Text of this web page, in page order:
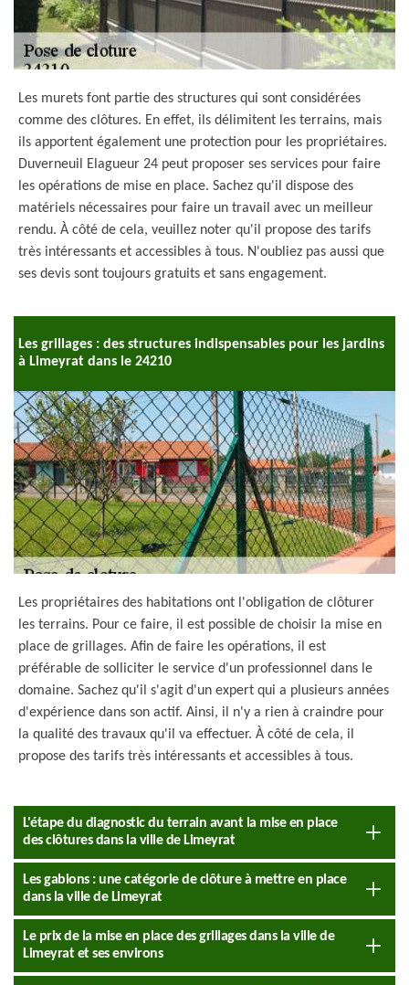
Les murets font partie des structures qui sont considérées
comme des clôtures. En effet, ils délimitent les terrains, mais
ils apportent également une protection pour les propriétaires.
Duverneuil Elagueur 24 peut proposer ses services pour faire
les opérations de mise en place. Sachez qu'il dispose des
matériels nécessaires pour faire un travail avec un meilleur
rendu. À côté de cela, veuillez noter qu'il propose des tarifs
très intéressants et accessibles à tous. N'oubliez pas aussi que
ses devis sont toujours gratuits et sans engagement.
Les grillages : des structures indispensables pour les jardins
à Limeyrat dans le 24210
Les propriétaires des habitations ont l'obligation de clôturer
les terrains. Pour ce faire, il est possible de choisir la mise en
place de grillages. Afin de faire les opérations, il est
préférable de solliciter le service d'un professionnel dans le
domaine. Sachez qu'il s'agit d'un expert qui a plusieurs années
d'expérience dans son actif. Ainsi, il n'y a rien à craindre pour
la qualité des travaux qu'il va effectuer. À côté de cela, il
propose des tarifs très intéressants et accessibles à tous.
L'étape du diagnostic du terrain avant la mise en place
des clôtures dans la ville de Limeyrat
Les gabions : une catégorie de clôture à mettre en place
dans la ville de Limeyrat
Le prix de la mise en place des grillages dans la ville de
Limeyrat et ses environs